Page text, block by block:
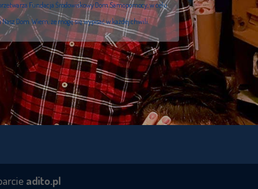
Fundacja Środowiskowy Dom Samopomocy, w celu
Dom. Wiem, że mogę się wypisać w każdej chwili.
adito.pl